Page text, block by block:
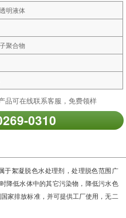
明液体
聚合物
品可在线联系客服，免费领样
0310
絮凝脱色水处理剂，处理脱色范围广
降低水体中的其它污染物，降低污水色
家排放标准，并可提供工厂使用，无二